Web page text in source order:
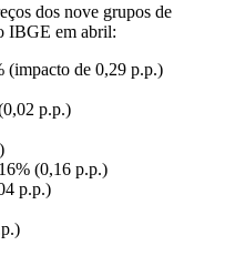
dos nove grupos de
IBGE em abril:
(impacto de 0,29 p.p.)
p.p.)
(0,16 p.p.)
p.p.)